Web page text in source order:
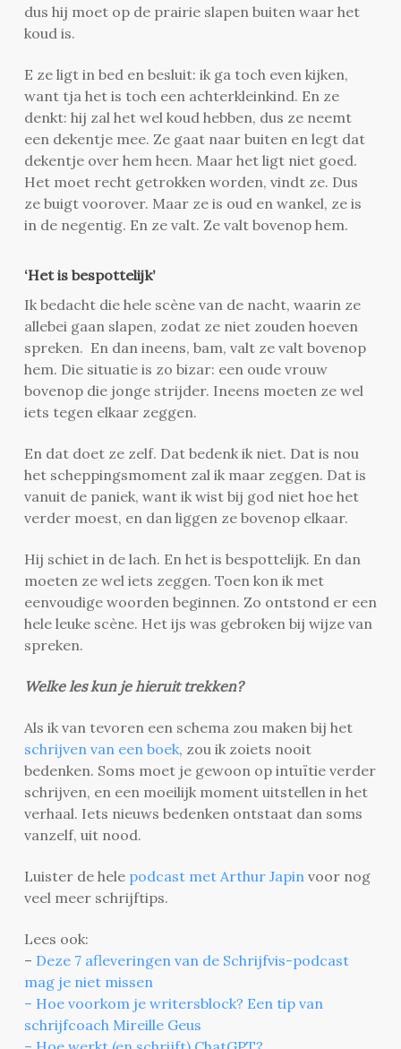
dus hij moet op de prairie slapen buiten waar het
koud is.
E ze ligt in bed en besluit: ik ga toch even kijken,
want tja het is toch een achterkleinkind. En ze
denkt: hij zal het wel koud hebben, dus ze neemt
een dekentje mee. Ze gaat naar buiten en legt dat
dekentje over hem heen. Maar het ligt niet goed.
Het moet recht getrokken worden, vindt ze. Dus
ze buigt voorover. Maar ze is oud en wankel, ze is
in de negentig. En ze valt. Ze valt bovenop hem.
‘Het is bespottelijk’
Ik bedacht die hele scène van de nacht, waarin ze
allebei gaan slapen, zodat ze niet zouden hoeven
spreken. En dan ineens, bam, valt ze valt bovenop
hem. Die situatie is zo bizar: een oude vrouw
bovenop die jonge strijder. Ineens moeten ze wel
iets tegen elkaar zeggen.
En dat doet ze zelf. Dat bedenk ik niet. Dat is nou
het scheppingsmoment zal ik maar zeggen. Dat is
vanuit de paniek, want ik wist bij god niet hoe het
verder moest, en dan liggen ze bovenop elkaar.
Hij schiet in de lach. En het is bespottelijk. En dan
moeten ze wel iets zeggen. Toen kon ik met
eenvoudige woorden beginnen. Zo ontstond er een
hele leuke scène. Het ijs was gebroken bij wijze van
spreken.
Welke les kun je hieruit trekken?
Als ik van tevoren een schema zou maken bij het
schrijven van een boek, zou ik zoiets nooit
bedenken. Soms moet je gewoon op intuïtie verder
schrijven, en een moeilijk moment uitstellen in het
verhaal. Iets nieuws bedenken ontstaat dan soms
vanzelf, uit nood.
Luister de hele podcast met Arthur Japin voor nog
veel meer schrijftips.
Lees ook:
– Deze 7 afleveringen van de Schrijfvis-podcast
mag je niet missen
– Hoe voorkom je writersblock? Een tip van
schrijfcoach Mireille Geus